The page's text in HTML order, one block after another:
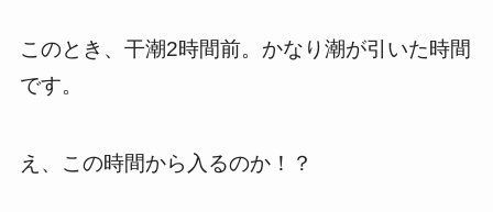
このとき、干潮2時間前。かなり潮が引いた時間
です。
え、この時間から入るのか！？